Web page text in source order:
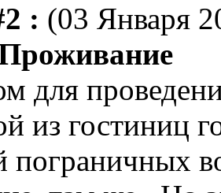
: (03 Января
для
из гостиниц
пограничных